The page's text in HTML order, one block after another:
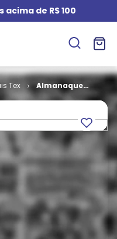
acima de R$ 100
Tex
Almanaque
Tex # 10